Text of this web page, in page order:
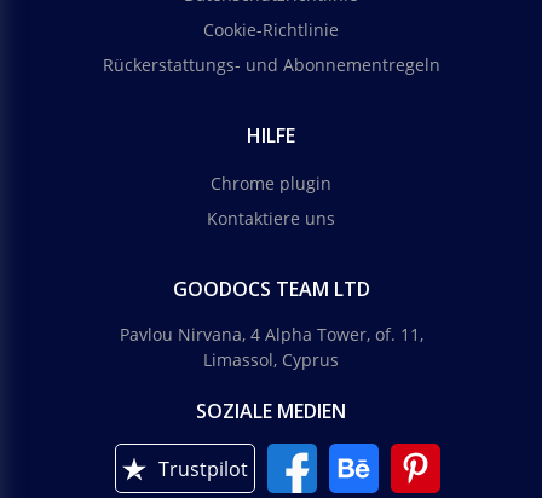
Cookie-Richtlinie
Rückerstattungs- und Abonnementregeln
HILFE
Chrome plugin
Kontaktiere uns
GOODOCS TEAM LTD
Pavlou Nirvana, 4 Alpha Tower, of. 11,
Limassol, Cyprus
SOZIALE MEDIEN
Trustpilot